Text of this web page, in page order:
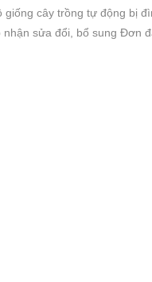
giống cây trồng tự động bị
sửa đổi, bổ sung Đơn